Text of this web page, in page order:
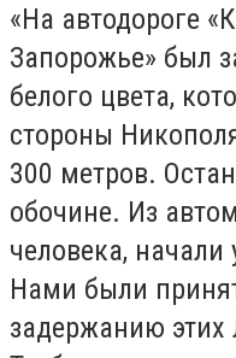
«На автодороге
Запорожье» был
белого цвета,
стороны
300 метров.
обочине. Из
человека, начали
Нами были
задержанию